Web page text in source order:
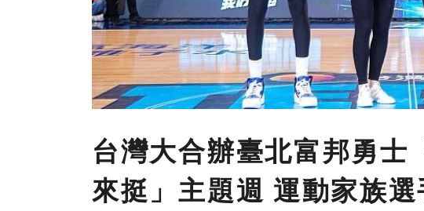
台灣大合辦臺北富邦勇
來挺」主題週 運動家族